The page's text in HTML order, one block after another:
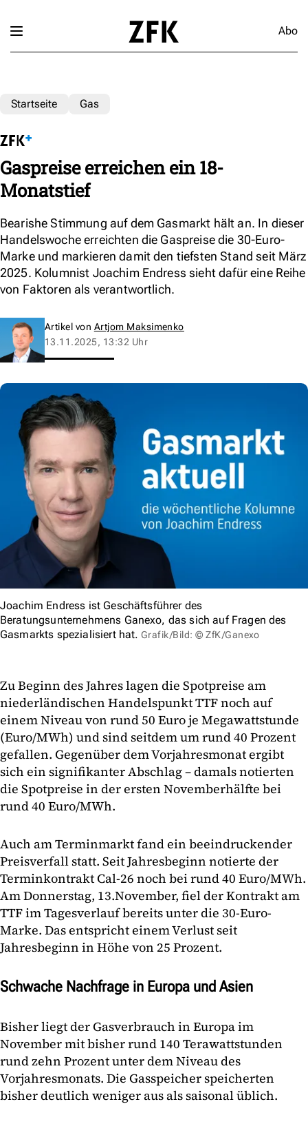
Abo
Startseite Gas
Gaspreise erreichen ein 18-
Monatstief
Bearishe Stimmung auf dem Gasmarkt hält an. In dieser
Handelswoche erreichten die Gaspreise die 30-Euro-
Marke und markieren damit den tiefsten Stand seit März
2025. Kolumnist Joachim Endress sieht dafür eine Reihe
von Faktoren als verantwortlich.
Artikel von Artjom Maksimenko
13.11.2025, 13:32 Uhr
Joachim Endress ist Geschäftsführer des
Beratungsunternehmens Ganexo, das sich auf Fragen des
Gasmarkts spezialisiert hat. Grafik/Bild: © ZfK/Ganexo
Zu Beginn des Jahres lagen die Spotpreise am
niederländischen Handelspunkt TTF noch auf
einem Niveau von rund 50 Euro je Megawattstunde
(Euro/MWh) und sind seitdem um rund 40 Prozent
gefallen. Gegenüber dem Vorjahresmonat ergibt
sich ein signifikanter Abschlag – damals notierten
die Spotpreise in der ersten Novemberhälfte bei
rund 40 Euro/MWh.
Auch am Terminmarkt fand ein beeindruckender
Preisverfall statt. Seit Jahresbeginn notierte der
Terminkontrakt Cal-26 noch bei rund 40 Euro/MWh.
Am Donnerstag, 13.November, fiel der Kontrakt am
TTF im Tagesverlauf bereits unter die 30-Euro-
Marke. Das entspricht einem Verlust seit
Jahresbeginn in Höhe von 25 Prozent.
Schwache Nachfrage in Europa und Asien
Bisher liegt der Gasverbrauch in Europa im
November mit bisher rund 140 Terawattstunden
rund zehn Prozent unter dem Niveau des
Vorjahresmonats. Die Gasspeicher speicherten
bisher deutlich weniger aus als saisonal üblich.